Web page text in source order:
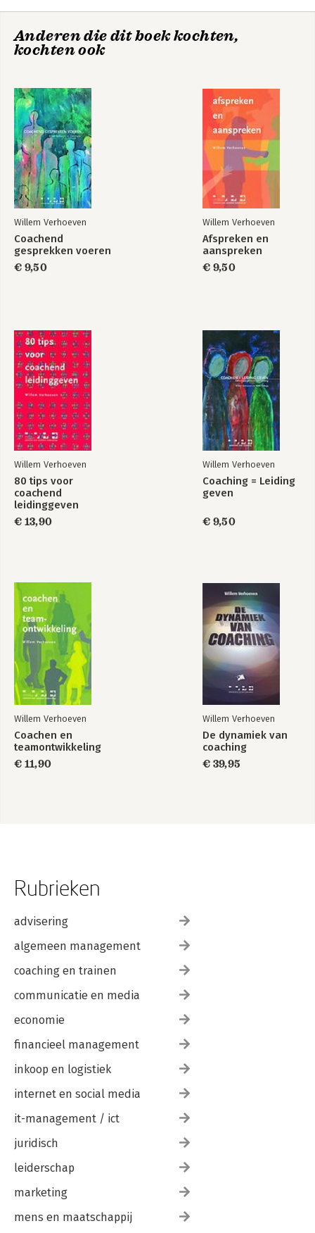
aanspreken
gedaan krijgen
Reflecteren en
professionele
ontwikkeling
De dynamiek van
coaching
9. De vragende houding bij veranderingen
10. Valkuilen
Anderen die dit boek kochten,
kochten ook
Willem Verhoeven
Coachend
gesprekken voeren
€ 9,50
Willem Verhoeven
Afspreken en
aanspreken
€ 9,50
Willem Verhoeven
80 tips voor
coachend
leidinggeven
€ 13,90
Willem Verhoeven
Coaching = Leiding
geven
€ 9,50
Willem Verhoeven
Coachen en
teamontwikkeling
€ 11,90
Willem Verhoeven
De dynamiek van
coaching
€ 39,95
Rubrieken
advisering
algemeen management
coaching en trainen
communicatie en media
economie
financieel management
inkoop en logistiek
internet en social media
it-management / ict
juridisch
leiderschap
marketing
mens en maatschappij